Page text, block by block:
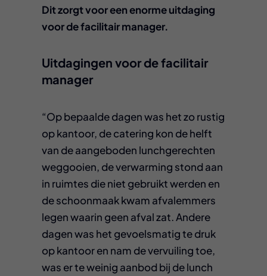
Dit zorgt voor een enorme uitdaging
voor de facilitair manager.
Uitdagingen voor de facilitair
manager
“Op bepaalde dagen was het zo rustig
op kantoor, de catering kon de helft
van de aangeboden lunchgerechten
weggooien, de verwarming stond aan
in ruimtes die niet gebruikt werden en
de schoonmaak kwam afvalemmers
legen waarin geen afval zat. Andere
dagen was het gevoelsmatig te druk
op kantoor en nam de vervuiling toe,
was er te weinig aanbod bij de lunch